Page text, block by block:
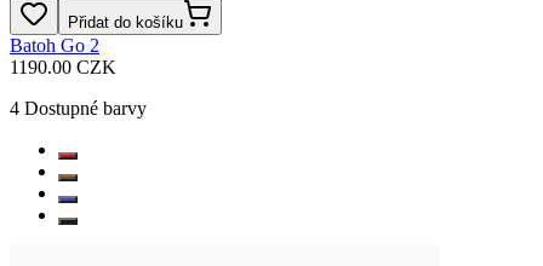
Přidat do košíku
Batoh Go 2
1190.00 CZK
4 Dostupné barvy